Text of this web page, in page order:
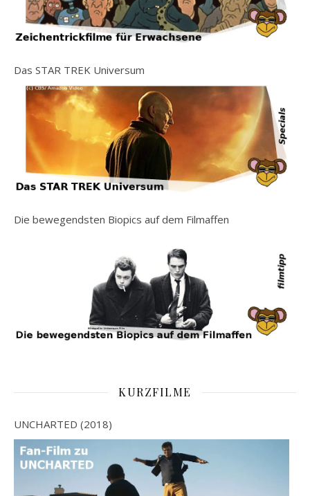
Das STAR TREK Universum
Die bewegendsten Biopics auf dem Filmaffen
KURZFILME
UNCHARTED (2018)